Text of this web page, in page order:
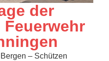
der
– Schützen